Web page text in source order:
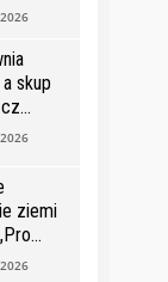
skup
ziemi